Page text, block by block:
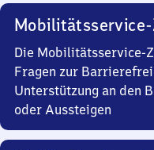
Die Mobilitätsservice-
Fragen zur
Unterstützung an den
oder Aussteigen